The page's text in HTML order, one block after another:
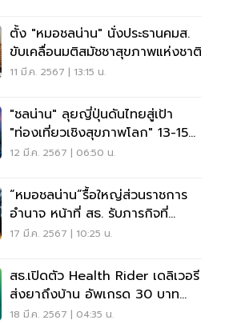
ตั้ง "หมอชลน่าน" นั่งประธานคมส.
ขับเคลื่อนมติสมัชชาสุขภาพแห่งชาติ
11 มี.ค. 2567 | 13:15 น.
"ชลน่าน" ลุยญี่ปุ่นดันไทยสู่เป้า
"ท่องเที่ยวเชิงสุขภาพโลก" 13-15
มี.ค.นี้
12 มี.ค. 2567 | 06:50 น.
“หมอชลน่าน”รื้อใหญ่ส่วนราชการ
อำนาจ หน้าที่ สธ. รับภารกิจที่
เปลี่ยนแปลงไป
17 มี.ค. 2567 | 10:25 น.
สธ.เปิดตัว Health Rider เดลิเวอรี
ส่งยาถึงบ้าน อัพเกรด 30 บาท
รักษาทุกที่
18 มี.ค. 2567 | 04:35 น.